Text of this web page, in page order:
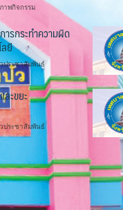
ภาพกิจกรรม
รกระทำความผิด
ยี
ประชาสัมพันธ์
ละขยะ
ประชาสัมพันธ์